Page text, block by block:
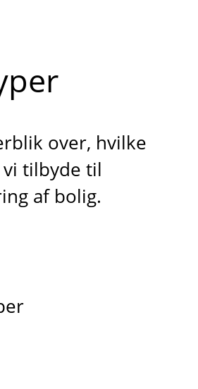
over, hvilke
tilbyde til
af bolig.